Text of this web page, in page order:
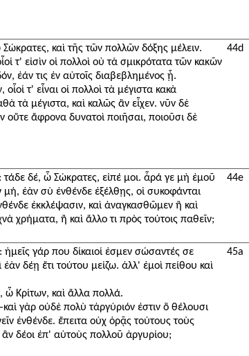
καὶ τῆς τῶν πολλῶν δόξης μέλειν.
τ' εἰσὶν οἱ πολλοὶ οὐ τὰ σμικρότατα τῶν κακῶν
ἐάν τις ἐν αὐτοῖς διαβεβλημένος ᾖ.
τ' εἶναι οἱ πολλοὶ τὰ μέγιστα κακὰ
τὰ μέγιστα, καὶ καλῶς ἂν εἶχεν. νῦν δὲ
οὔτε ἄφρονα δυνατοὶ ποιῆσαι, ποιοῦσι δὲ
δέ, ὦ Σώκρατες, εἰπέ μοι. ἆρά γε μὴ ἐμοῦ
ἐὰν σὺ ἐνθένδε ἐξέλθῃς, οἱ συκοφάνται
ἐκκλέψασιν, καὶ ἀναγκασθῶμεν ἢ καὶ
χρήματα, ἢ καὶ ἄλλο τι πρὸς τούτοις παθεῖν;
γάρ που δίκαιοί ἐσμεν σώσαντές σε
ἐὰν δέῃ ἔτι τούτου μείζω. ἀλλ' ἐμοὶ πείθου καὶ
Κρίτων, καὶ ἄλλα πολλά.
γὰρ οὐδὲ πολὺ τἀργύριόν ἐστιν ὃ θέλουσι
ἐνθένδε. ἔπειτα οὐχ ὁρᾷς τούτους τοὺς
δέοι ἐπ' αὐτοὺς πολλοῦ ἀργυρίου;
44d
44e
45a